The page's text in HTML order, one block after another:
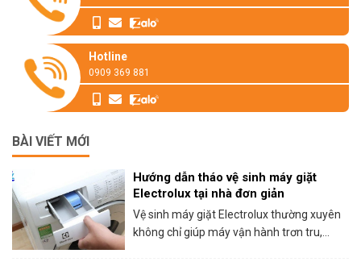
Hotline
0909 369 881
BÀI VIẾT MỚI
Hướng dẫn tháo vệ sinh máy giặt
Electrolux tại nhà đơn giản
Vệ sinh máy giặt Electrolux thường xuyên
không chỉ giúp máy vận hành trơn tru,...